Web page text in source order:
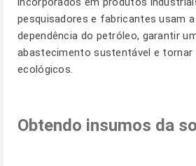
pesquisadores e fabricantes usam
dependência do petróleo, garantir
abastecimento sustentável e
ecológicos.
Obtendo insumos da